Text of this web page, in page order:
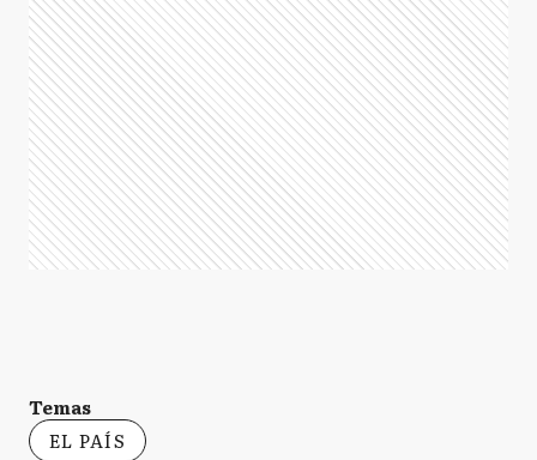
Temas
EL PAÍS